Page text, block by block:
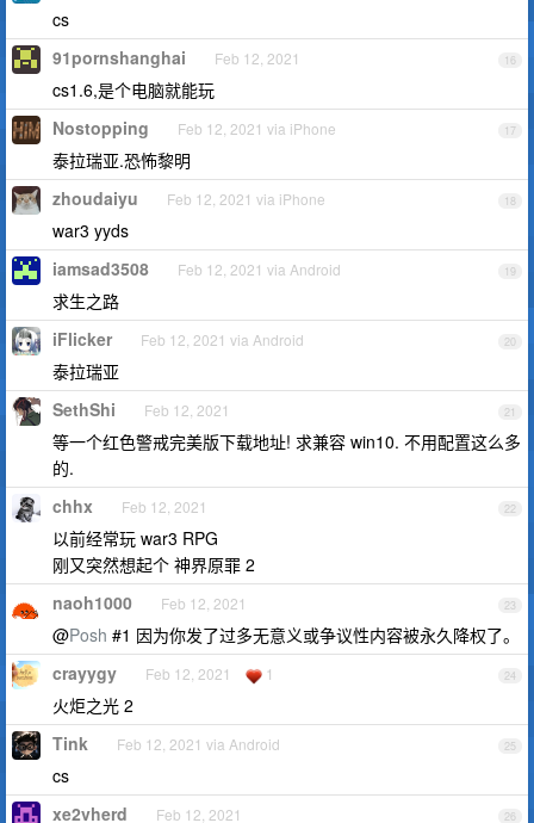
cs
16
91pornshanghai Feb 12, 2021
cs1.6,是个电脑就能玩
17
Nostopping Feb 12, 2021 via iPhone
泰拉瑞亚.恐怖黎明
18
zhoudaiyu Feb 12, 2021 via iPhone
war3 yyds
19
iamsad3508 Feb 12, 2021 via Android
求生之路
20
iFlicker Feb 12, 2021 via Android
泰拉瑞亚
21
SethShi Feb 12, 2021
等一个红色警戒完美版下载地址! 求兼容 win10. 不用配置这么多
的.
22
chhx Feb 12, 2021
以前经常玩 war3 RPG
刚又突然想起个 神界原罪 2
23
naoh1000 Feb 12, 2021
@Posh #1 因为你发了过多无意义或争议性内容被永久降权了。
24
crayygy Feb 12, 2021 1
火炬之光 2
25
Tink Feb 12, 2021 via Android
cs
26
xe2vherd Feb 12, 2021